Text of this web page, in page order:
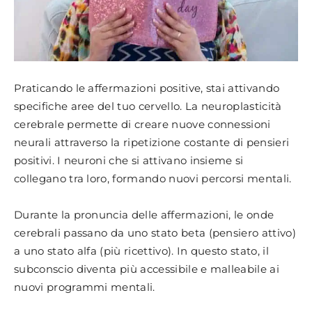
Praticando le affermazioni positive, stai attivando
specifiche aree del tuo cervello. La neuroplasticità
cerebrale permette di creare nuove connessioni
neurali attraverso la ripetizione costante di pensieri
positivi. I neuroni che si attivano insieme si
collegano tra loro, formando nuovi percorsi mentali.
Durante la pronuncia delle affermazioni, le onde
cerebrali passano da uno stato beta (pensiero attivo)
a uno stato alfa (più ricettivo). In questo stato, il
subconscio diventa più accessibile e malleabile ai
nuovi programmi mentali.